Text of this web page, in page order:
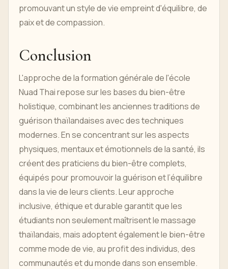
promouvant un style de vie empreint d'équilibre, de
paix et de compassion.
Conclusion
L'approche de la formation générale de l'école
Nuad Thai repose sur les bases du bien-être
holistique, combinant les anciennes traditions de
guérison thaïlandaises avec des techniques
modernes. En se concentrant sur les aspects
physiques, mentaux et émotionnels de la santé, ils
créent des praticiens du bien-être complets,
équipés pour promouvoir la guérison et l’équilibre
dans la vie de leurs clients. Leur approche
inclusive, éthique et durable garantit que les
étudiants non seulement maîtrisent le massage
thaïlandais, mais adoptent également le bien-être
comme mode de vie, au profit des individus, des
communautés et du monde dans son ensemble.